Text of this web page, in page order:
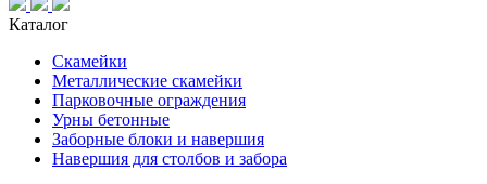
Каталог
Скамейки
Металлические скамейки
Парковочные ограждения
Урны бетонные
Заборные блоки и навершия
Навершия для столбов и забора